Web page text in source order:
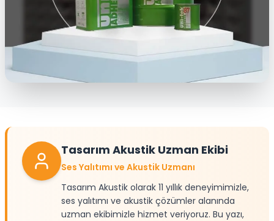
Tasarım Akustik Uzman Ekibi
Ses Yalıtımı ve Akustik Uzmanı
Tasarım Akustik olarak 11 yıllık deneyimimizle,
ses yalıtımı ve akustik çözümler alanında
uzman ekibimizle hizmet veriyoruz. Bu yazı,